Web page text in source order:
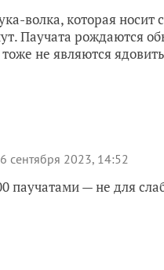
волка, которая
Паучата рождаются
не являются
сентября 2023, 14:52
паучатами — не для